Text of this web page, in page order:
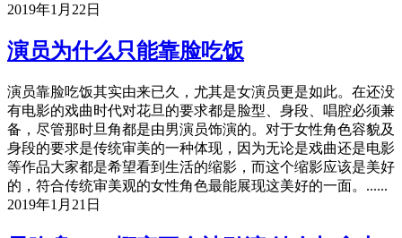
2019年1月22日
演员为什么只能靠脸吃饭
演员靠脸吃饭其实由来已久，尤其是女演员更是如此。在还没
有电影的戏曲时代对花旦的要求都是脸型、身段、唱腔必须兼
备，尽管那时旦角都是由男演员饰演的。对于女性角色容貌及
身段的要求是传统审美的一种体现，因为无论是戏曲还是电影
等作品大家都是希望看到生活的缩影，而这个缩影应该是美好
的，符合传统审美观的女性角色最能展现这美好的一面。......
2019年1月21日